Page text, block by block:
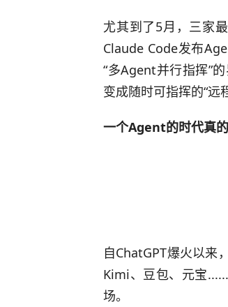
尤其到了5月，三家
Claude Code发布
“多Agent并行指挥”
变成随时可指挥的“远
一个Agent的时代真
自ChatGPT爆火以来
Kimi、豆包、元宝
场。